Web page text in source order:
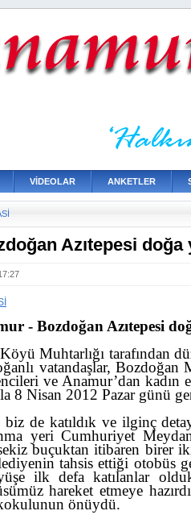
VİDEOLAR ANKETLER
Azıtepesi
- Bozdoğan Azıtepesi
Muhtarlığı tarafından
vatandaşlar,
ve Anamur’dan kadın
8 Nisan 2012 Pazar günü
de katıldık ve ilginç
yeri Cumhuriyet
buçuktan itibaren birer
tahsis ettiği otobüs
ilk defa katılanlar
hareket etmeye
önüydü.